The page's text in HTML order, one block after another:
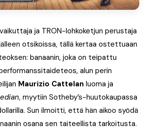
ja TRON-lohkoketjun perustaja
otsikoissa, tällä kertaa ostettuaan
banaanin, joka on teipattu
alun perin
Maurizio Cattelan luoma ja
, myytiin Sotheby’s-huutokaupassa
Sun ilmoitti, että hän aikoo syödä
osana sen taiteellista tarkoitusta.